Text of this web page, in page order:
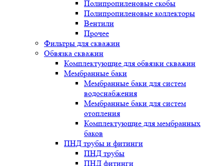
Полипропиленовые скобы
Полипропиленовые коллекторы
Вентили
Прочее
Фильтры для скважин
Обвязка скважин
Комплектующие для обвязки скважин
Мембранные баки
Мембранные баки для систем
водоснабжения
Мембранные баки для систем
отопления
Комплектующие для мембранных
баков
ПНД трубы и фитинги
ПНД трубы
ПНД фитинги